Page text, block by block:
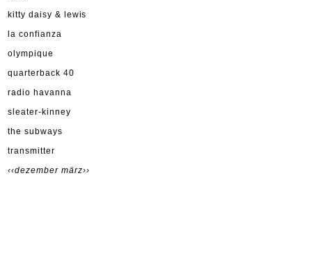
kitty daisy & lewis
la confianza
olympique
quarterback 40
radio havanna
sleater-kinney
the subways
transmitter
‹‹dezember märz››